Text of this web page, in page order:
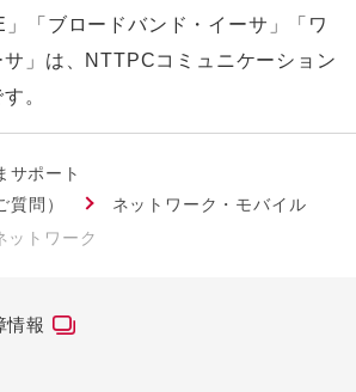
」「ブロードバンド・イーサ」「ワ
サ」は、NTTPCコミュニケーション
。
サポート
質問）
ネットワーク・モバイル
ットワーク
情報